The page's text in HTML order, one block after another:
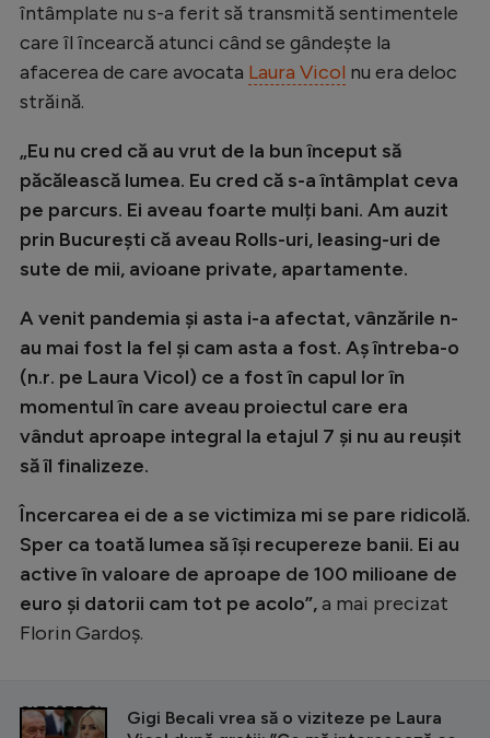
întâmplate nu s-a ferit să transmită sentimentele
care îl încearcă atunci când se gândește la
afacerea de care avocata Laura Vicol nu era deloc
străină.
„Eu nu cred că au vrut de la bun început să
păcălească lumea. Eu cred că s-a întâmplat ceva
pe parcurs. Ei aveau foarte mulți bani. Am auzit
prin București că aveau Rolls-uri, leasing-uri de
sute de mii, avioane private, apartamente.
A venit pandemia și asta i-a afectat, vânzările n-
au mai fost la fel și cam asta a fost. Aș întreba-o
(n.r. pe Laura Vicol) ce a fost în capul lor în
momentul în care aveau proiectul care era
vândut aproape integral la etajul 7 și nu au reușit
să îl finalizeze.
Încercarea ei de a se victimiza mi se pare ridicolă.
Sper ca toată lumea să își recupereze banii. Ei au
active în valoare de aproape de 100 milioane de
euro și datorii cam tot pe acolo”,a mai precizat
Florin Gardoș.
CITEȘTE ȘI
Gigi Becali vrea să o viziteze pe Laura